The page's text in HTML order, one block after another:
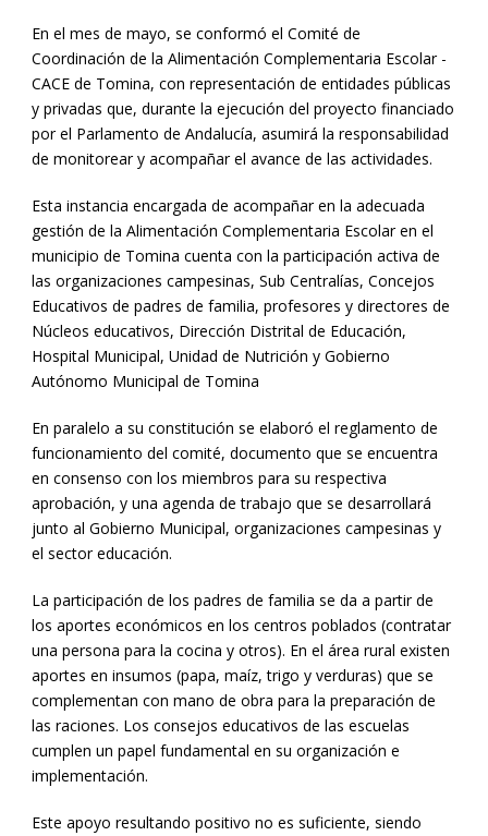
En el mes de mayo, se conformó el Comité de
Coordinación de la Alimentación Complementaria Escolar -
CACE de Tomina, con representación de entidades públicas
y privadas que, durante la ejecución del proyecto financiado
por el Parlamento de Andalucía, asumirá la responsabilidad
de monitorear y acompañar el avance de las actividades.
Esta instancia encargada de acompañar en la adecuada
gestión de la Alimentación Complementaria Escolar en el
municipio de Tomina cuenta con la participación activa de
las organizaciones campesinas, Sub Centralías, Concejos
Educativos de padres de familia, profesores y directores de
Núcleos educativos, Dirección Distrital de Educación,
Hospital Municipal, Unidad de Nutrición y Gobierno
Autónomo Municipal de Tomina
En paralelo a su constitución se elaboró el reglamento de
funcionamiento del comité, documento que se encuentra
en consenso con los miembros para su respectiva
aprobación, y una agenda de trabajo que se desarrollará
junto al Gobierno Municipal, organizaciones campesinas y
el sector educación.
La participación de los padres de familia se da a partir de
los aportes económicos en los centros poblados (contratar
una persona para la cocina y otros). En el área rural existen
aportes en insumos (papa, maíz, trigo y verduras) que se
complementan con mano de obra para la preparación de
las raciones. Los consejos educativos de las escuelas
cumplen un papel fundamental en su organización e
implementación.
Este apoyo resultando positivo no es suficiente, siendo